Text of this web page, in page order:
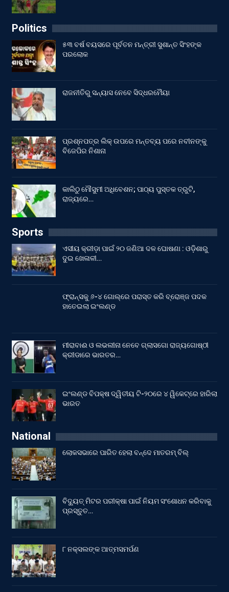
Politics
୫୩ ବର୍ଷ ବୟସରେ ପୂର୍ବତନ ମନ୍ତ୍ରୀ ସୁଶାନ୍ତ ସିଂହଙ୍କ
ପରଲୋକ
ରାଜନୀତିରୁ ସନ୍ୟାସ ନେବେ ସିଦ୍ଧରମୈୟା
ପ୍ରଶ୍ନପତ୍ର ଲିକ୍ ଉପରେ ମନ୍ତବ୍ୟ ପରେ ନବୀନଙ୍କୁ
ବିଜେପିର ନିଶାନା
କାଲିଠୁ ମୌସୁମୀ ଅଧିବେଶନ; ପାଠ୍ୟ ପୁସ୍ତକ ତ୍ରୁଟି,
ରାଜ୍ୟରେ…
Sports
ଏସୀୟ କ୍ରୀଡ଼ା ପାଇଁ ୨୦ ଜଣିଆ ଦଳ ଘୋଷଣା : ଓଡ଼ିଶାରୁ
ଦୁଇ ଖେଳାଳୀ…
ଫ୍ରାନ୍ସକୁ ୬-୪ ଗୋଲ୍‌ରେ ପରାସ୍ତ କରି ବ୍ରୋଞ୍ଜ ପଦକ
ହାତେଇଲା ଇଂଲଣ୍ଡ
ମୀରାବାଈ ଓ ଲଭଲୀନା ନେବେ ଗ୍ଲାସଗୋ ରାଜ୍ୟଗୋଷ୍ଠୀ
କ୍ରୀଡାରେ ଭାରତର…
ଇଂଲଣ୍ଡ ବିପକ୍ଷ ଦ୍ୱିତୀୟ ଟି-୨୦ରେ ୪ ୱିକେଟ୍‌ରେ ହାରିଲା
ଭାରତ
National
ଲୋକସଭାରେ ପାରିତ ହେଲା ବନ୍ଦେ ମାତରମ୍‌ ବିଲ୍‌
ବିଦ୍ୟୁତ୍ ମିଟର ପରୀକ୍ଷା ପାଇଁ ନିୟମ ସଂଶୋଧନ କରିବାକୁ
ପ୍ରସ୍ତୁତ…
୮ ନକ୍ସଲଙ୍କ ଆତ୍ମସମର୍ପଣ